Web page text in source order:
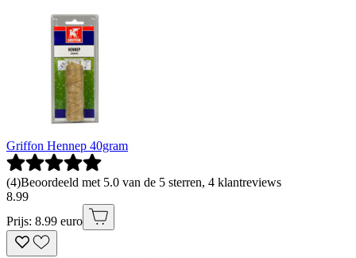
Griffon Hennep 40gram
(4)Beoordeeld met 5.0 van de 5 sterren, 4 klantreviews
8.99
Prijs: 8.99 euro